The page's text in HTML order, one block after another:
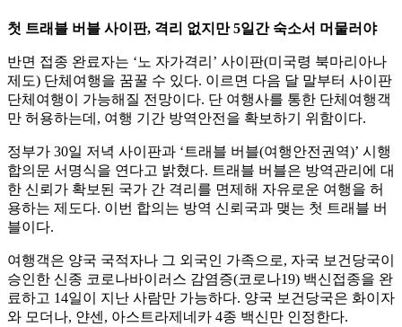
첫 트래블 버블 사이판, 격리 없지만 5일간 숙소서 머물러야
반면 접종 완료자는 ‘노 자가격리’ 사이판(미국령 북마리아나
제도) 단체여행을 꿈꿀 수 있다. 이르면 다음 달 말부터 사이판
단체여행이 가능해질 전망이다. 단 여행사를 통한 단체여행객
만 허용하는데, 여행 기간 방역안전을 확보하기 위함이다.
정부가 30일 저녁 사이판과 ‘트래블 버블(여행안전권역)’ 시행
합의문 서명식을 연다고 밝혔다. 트래블 버블은 방역관리에 대
한 신뢰가 확보된 국가 간 격리를 면제해 자유로운 여행을 허
용하는 제도다. 이번 합의는 방역 신뢰국과 맺는 첫 트래블 버
블이다.
여행객은 양국 국적자나 그 외국인 가족으로, 자국 보건당국이
승인한 신종 코로나바이러스 감염증(코로나19) 백신접종을 완
료하고 14일이 지난 사람만 가능하다. 양국 보건당국은 화이자
와 모더나, 얀센, 아스트라제네카 4종 백신만 인정한다.